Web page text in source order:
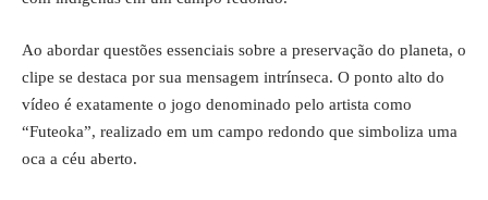
Ao abordar questões essenciais sobre a preservação do planeta, o
clipe se destaca por sua mensagem intrínseca. O ponto alto do
vídeo é exatamente o jogo denominado pelo artista como
“Futeoka”, realizado em um campo redondo que simboliza uma
oca a céu aberto.